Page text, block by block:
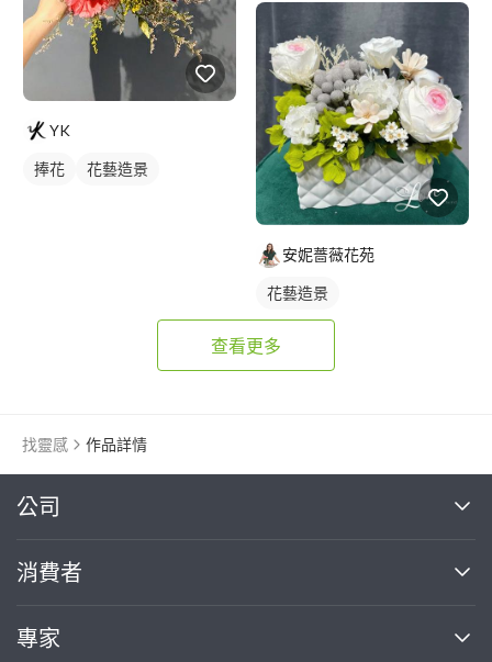
YK
捧花 花藝造景
安妮薔薇花苑
花藝造景
查看更多
找靈感 作品詳情
公司
關於我們
部落格
消費者
買服務
專家
繼續完成